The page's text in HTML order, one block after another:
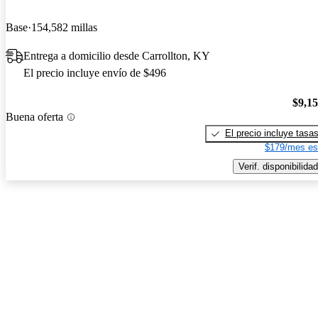
Base 154,582 millas
Entrega a domicilio desde Carrollton, KY
El precio incluye envío de $496
Buena oferta
El precio incluye tasas
$179/mes
Verif. disponibilidad